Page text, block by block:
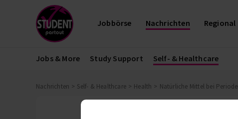
Jobbörse Nachrichten Regional
Jobs & More Study Support Self- & Healthcare
Nachrichten Self- & Healthcare Health Natürliche Mittel bei